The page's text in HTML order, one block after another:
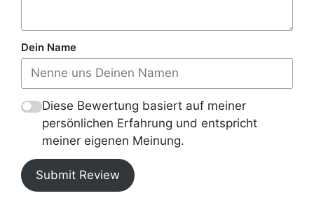
Dein Name
Diese Bewertung basiert auf meiner
persönlichen Erfahrung und entspricht
meiner eigenen Meinung.
Submit Review